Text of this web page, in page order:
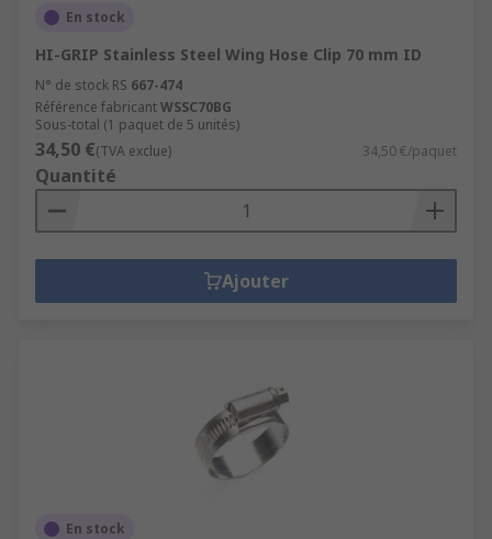
En stock
HI-GRIP Stainless Steel Wing Hose Clip 70 mm ID
N° de stock RS 667-474
Référence fabricantWSSC70BG
Sous-total (1 paquet de 5 unités)
34,50 €(TVA exclue) 34,50 €/paquet
Quantité
Ajouter
En stock